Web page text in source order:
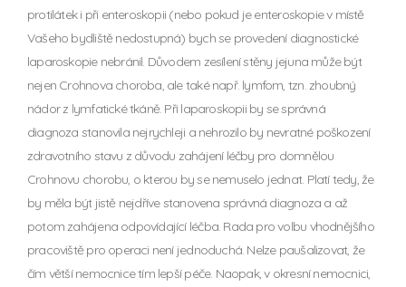
protilátek i při enteroskopii (nebo pokud je enteroskopie v místě
Vašeho bydliště nedostupná) bych se provedení diagnostické
laparoskopie nebránil. Důvodem zesílení stěny jejuna může být
nejen Crohnova choroba, ale také např. lymfom, tzn. zhoubný
nádor z lymfatické tkáně. Při laparoskopii by se správná
diagnoza stanovila nejrychleji a nehrozilo by nevratné poškození
zdravotního stavu z důvodu zahájení léčby pro domnělou
Crohnovu chorobu, o kterou by se nemuselo jednat. Platí tedy, že
by měla být jistě nejdříve stanovena správná diagnoza a až
potom zahájena odpovídající léčba. Rada pro volbu vhodnějšího
pracoviště pro operaci není jednoduchá. Nelze paušalizovat, že
čím větší nemocnice tím lepší péče. Naopak, v okresní nemocnici,